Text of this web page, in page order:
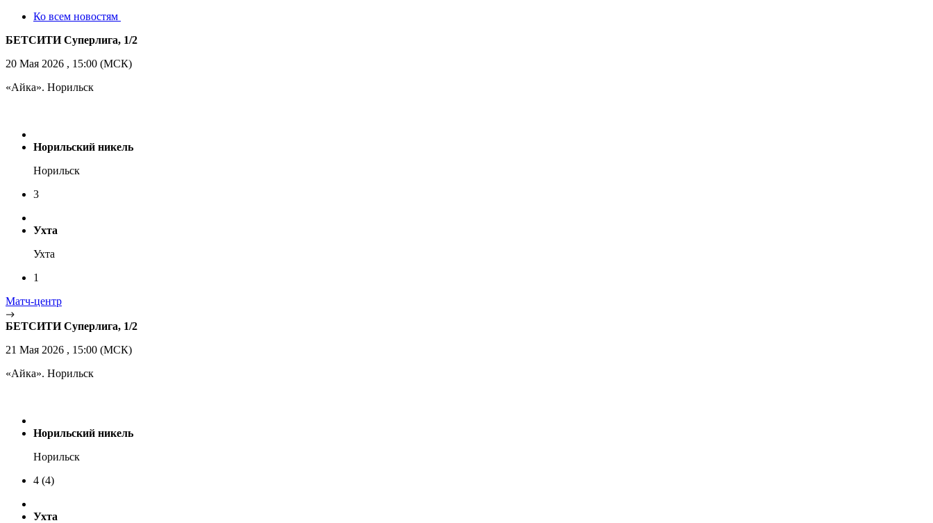
Ко всем новостям
БЕТСИТИ Суперлига, 1/2
20 Мая 2026 , 15:00 (МСК)
«Айка». Норильск
Норильский никель
Норильск
3
Ухта
Ухта
1
Матч-центр
БЕТСИТИ Суперлига, 1/2
21 Мая 2026 , 15:00 (МСК)
«Айка». Норильск
Норильский никель
Норильск
4 (4)
Ухта